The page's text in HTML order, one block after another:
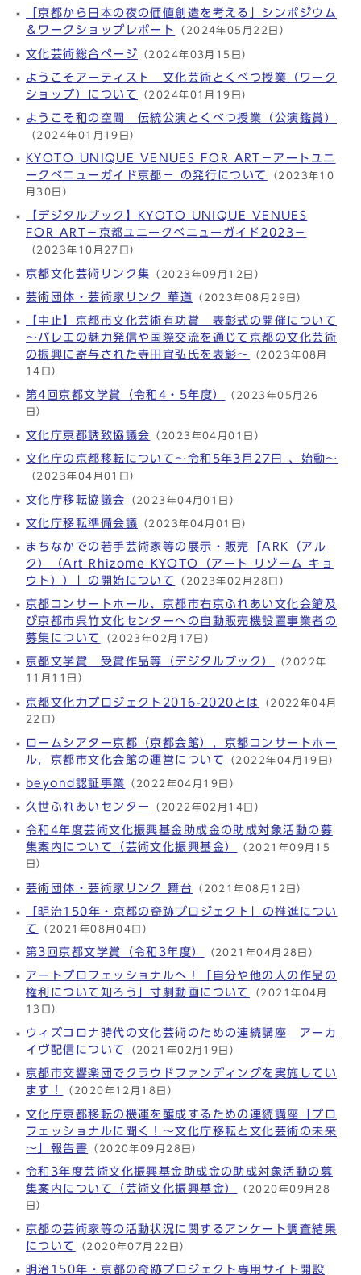
「京都から日本の夜の価値創造を考える」シンポジウム
＆ワークショップレポート
（2024年05月22日）
文化芸術総合ページ （2024年03月15日）
ようこそアーティスト 文化芸術とくべつ授業（ワーク
ショップ）について
（2024年01月19日）
ようこそ和の空間 伝統公演とくべつ授業（公演鑑賞）
（2024年01月19日）
KYOTO UNIQUE VENUES FOR ART－アートユニ
ークべニューガイド京都－ の発行について
（2023年10
月30日）
【デジタルブック】KYOTO UNIQUE VENUES
FOR ART－京都ユニークべニューガイド2023－
（2023年10月27日）
京都文化芸術リンク集 （2023年09月12日）
芸術団体・芸術家リンク 華道 （2023年08月29日）
【中止】京都市文化芸術有功賞 表彰式の開催について
～バレエの魅力発信や国際交流を通じて京都の文化芸術
の振興に寄与された寺田宜弘氏を表彰～
（2023年08月
14日）
第4回京都文学賞（令和4・5年度）
（2023年05月26
日）
文化庁京都誘致協議会
（2023年04月01日）
文化庁の京都移転について～令和5年3月27日 、始動～
（2023年04月01日）
文化庁移転協議会 （2023年04月01日）
文化庁移転準備会議 （2023年04月01日）
まちなかでの若手芸術家等の展示・販売「ARK（アル
ク）（Art Rhizome KYOTO（アート リゾーム キョ
ウト））」の開始について
（2023年02月28日）
京都コンサートホール、京都市右京ふれあい文化会館及
び京都市呉竹文化センターへの自動販売機設置事業者の
募集について
（2023年02月17日）
京都文学賞 受賞作品等（デジタルブック） （2022年
11月11日）
京都文化力プロジェクト2016-2020とは
（2022年04月
22日）
ロームシアター京都（京都会館），京都コンサートホー
ル，京都市文化会館の運営について
（2022年04月19日）
beyond認証事業 （2022年04月19日）
久世ふれあいセンター （2022年02月14日）
令和4年度芸術文化振興基金助成金の助成対象活動の募
集案内について（芸術文化振興基金）
（2021年09月15
日）
芸術団体・芸術家リンク 舞台 （2021年08月12日）
「明治150年・京都の奇跡プロジェクト」の推進につい
て
（2021年08月04日）
第3回京都文学賞（令和3年度） （2021年04月28日）
アートプロフェッショナルへ！「自分や他の人の作品の
権利について知ろう」寸劇動画について
（2021年04月
13日）
ウィズコロナ時代の文化芸術のための連続講座 アーカ
イヴ配信について
（2021年02月19日）
京都市交響楽団でクラウドファンディングを実施してい
ます！
（2020年12月18日）
文化庁京都移転の機運を醸成するための連続講座「プロ
フェッショナルに聞く！～文化庁移転と文化芸術の未来
～」報告書
（2020年09月28日）
令和3年度芸術文化振興基金助成金の助成対象活動の募
集案内について（芸術文化振興基金）
（2020年09月28
日）
京都の芸術家等の活動状況に関するアンケート調査結果
について
（2020年07月22日）
明治150年・京都の奇跡プロジェクト専用サイト開設